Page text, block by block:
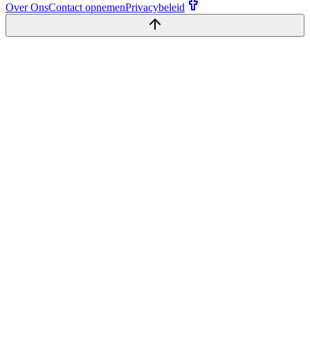
Over OnsContact opnemenPrivacybeleid